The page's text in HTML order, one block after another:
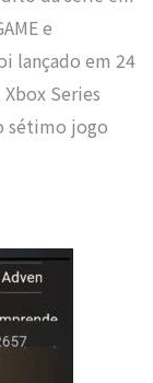
e
lançado em 24
Series
sétimo jogo